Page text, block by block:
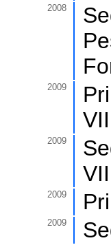
2008
2009
2009
2009
2009